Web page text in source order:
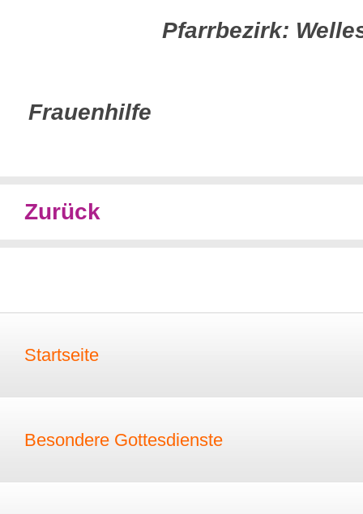
Pfarrbezirk:
Frauenhilfe
Zurück
Startseite
Besondere Gottesdienste